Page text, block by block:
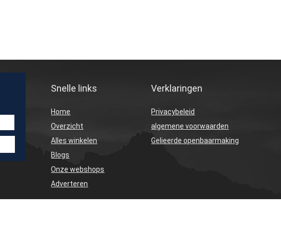
Snelle links
Home
Overzicht
Alles winkelen
Blogs
Onze webshops
Adverteren
Verklaringen
Privacybeleid
algemene voorwaarden
Gelieerde openbaarmaking